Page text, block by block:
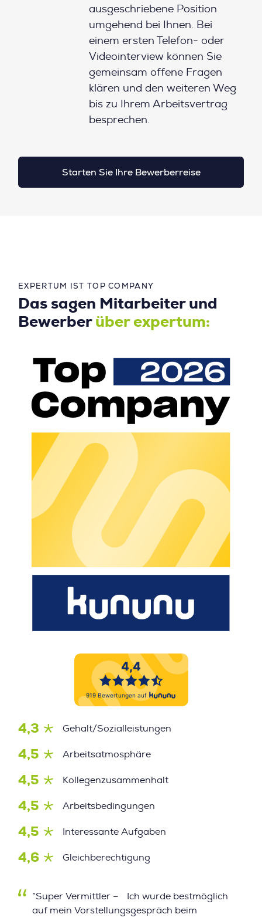
ausgeschriebene Position
umgehend bei Ihnen. Bei
einem ersten Telefon- oder
Videointerview können Sie
gemeinsam offene Fragen
klären und den weiteren Weg
bis zu Ihrem Arbeitsvertrag
besprechen.
Starten Sie Ihre Bewerberreise
EXPERTUM IST TOP COMPANY
Das sagen Mitarbeiter und
Bewerber über expertum:
4,3 Gehalt/Sozialleistungen
4,5 Arbeitsatmosphäre
4,5 Kollegenzusammenhalt
4,5 Arbeitsbedingungen
4,5 Interessante Aufgaben
4,6 Gleichberechtigung
”Super Vermittler – Ich wurde bestmöglich
auf mein Vorstellungsgespräch beim